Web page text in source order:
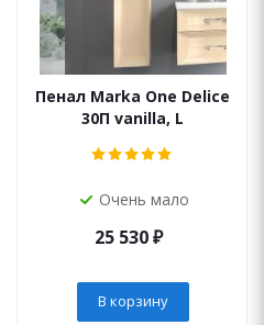
Пенал Marka One Delice
30П vanilla, L
Очень мало
25 530₽
В корзину